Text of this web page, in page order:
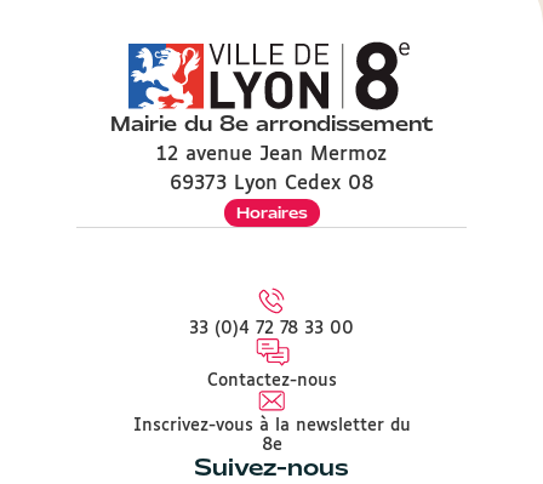
Mairie du 8e arrondissement
12 avenue Jean Mermoz
69373 Lyon Cedex 08
Horaires
33 (0)4 72 78 33 00
Contactez-nous
Inscrivez-vous à la newsletter du
8e
Suivez-nous